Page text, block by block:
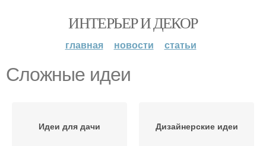
ИНТЕРЬЕР И ДЕКОР
главная новости статьи
Сложные идеи
Идеи для дачи Дизайнерские идеи